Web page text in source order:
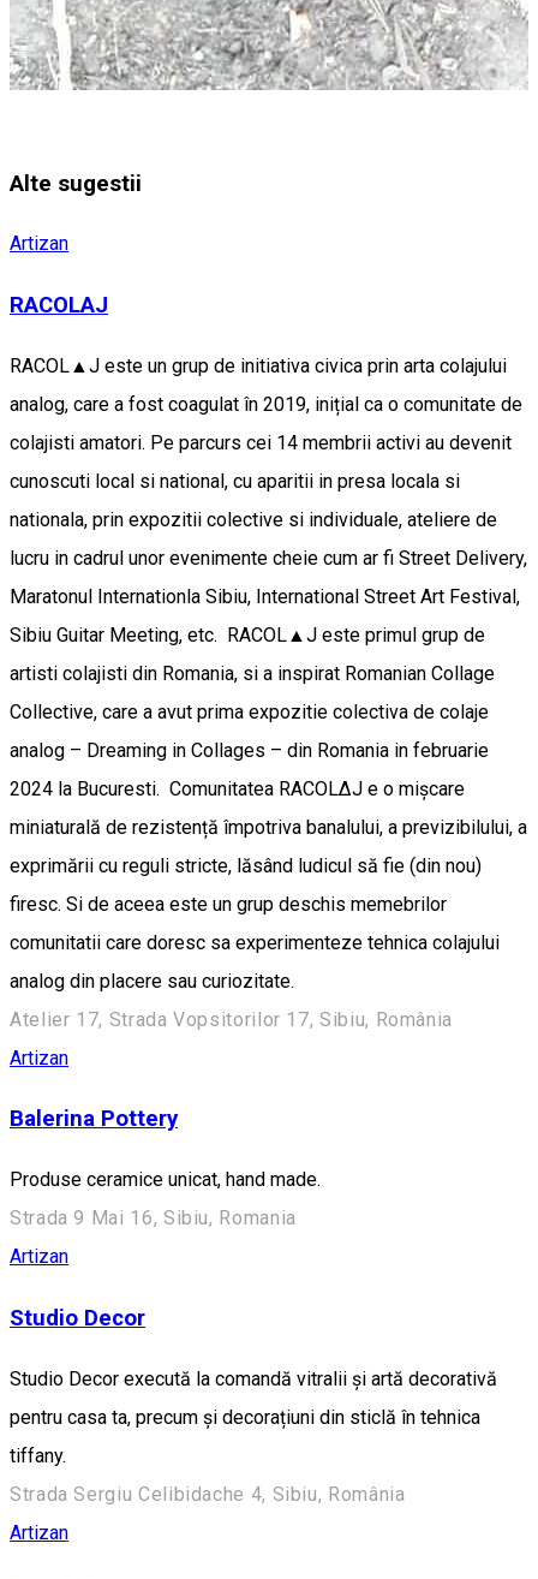
Alte sugestii
Artizan
RACOLAJ
RACOL▲J este un grup de initiativa civica prin arta colajului
analog, care a fost coagulat în 2019, inițial ca o comunitate de
colajisti amatori. Pe parcurs cei 14 membrii activi au devenit
cunoscuti local si national, cu aparitii in presa locala si
nationala, prin expozitii colective si individuale, ateliere de
lucru in cadrul unor evenimente cheie cum ar fi Street Delivery,
Maratonul Internationla Sibiu, International Street Art Festival,
Sibiu Guitar Meeting, etc. RACOL▲J este primul grup de
artisti colajisti din Romania, si a inspirat Romanian Collage
Collective, care a avut prima expozitie colectiva de colaje
analog – Dreaming in Collages – din Romania in februarie
2024 la Bucuresti. Comunitatea RACOL∆J e o mișcare
miniaturală de rezistență împotriva banalului, a previzibilului, a
exprimării cu reguli stricte, lăsând ludicul să fie (din nou)
firesc. Si de aceea este un grup deschis memebrilor
comunitatii care doresc sa experimenteze tehnica colajului
analog din placere sau curiozitate.
Atelier 17, Strada Vopsitorilor 17, Sibiu, România
Artizan
Balerina Pottery
Produse ceramice unicat, hand made.
Strada 9 Mai 16, Sibiu, Romania
Artizan
Studio Decor
Studio Decor execută la comandă vitralii și artă decorativă
pentru casa ta, precum și decorațiuni din sticlă în tehnica
tiffany.
Strada Sergiu Celibidache 4, Sibiu, România
Artizan